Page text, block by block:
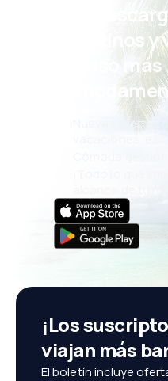
¡Eh!
eDestinos y
incluso más
Nuevas ofertas
vacaciones,
Cómoda
¡Todo lo que
¡Los
viajan más
El boletín incluye